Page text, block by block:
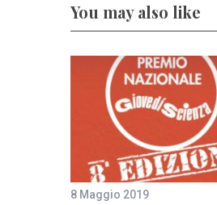
You may also like
8 Maggio 2019